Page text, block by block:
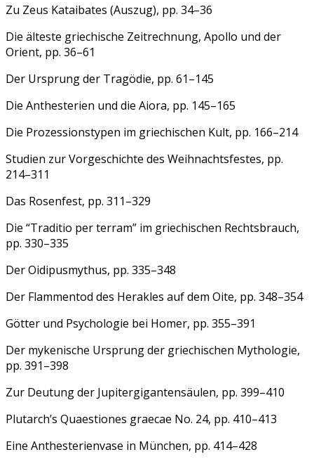
Zu Zeus Kataibates (Auszug), pp. 34–36
Die älteste griechische Zeitrechnung, Apollo und der
Orient, pp. 36–61
Der Ursprung der Tragödie, pp. 61–145
Die Anthesterien und die Aiora, pp. 145–165
Die Prozessionstypen im griechischen Kult, pp. 166–214
Studien zur Vorgeschichte des Weihnachtsfestes, pp.
214–311
Das Rosenfest, pp. 311–329
Die “Traditio per terram” im griechischen Rechtsbrauch,
pp. 330–335
Der Oidipusmythus, pp. 335–348
Der Flammentod des Herakles auf dem Oite, pp. 348–354
Götter und Psychologie bei Homer, pp. 355–391
Der mykenische Ursprung der griechischen Mythologie,
pp. 391–398
Zur Deutung der Jupitergigantensäulen, pp. 399–410
Plutarch’s Quaestiones graecae No. 24, pp. 410–413
Eine Anthesterienvase in München, pp. 414–428